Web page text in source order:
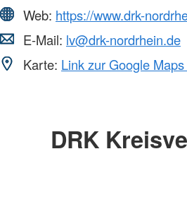
Web: https://www.drk-
E-Mail: lv@drk-nordrhein.de
Karte: Link zur Google
DRK